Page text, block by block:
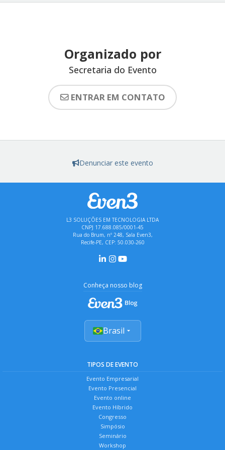
Organizado por
Secretaria do Evento
ENTRAR EM CONTATO
Denunciar este evento
L3 SOLUÇÕES EM TECNOLOGIA LTDA
CNPJ 17.688.085/0001-45
Rua do Brum, nº 248, Sala Even3,
Recife-PE, CEP: 50.030-260
Conheça nosso blog
Brasil
TIPOS DE EVENTO
Evento Empresarial
Evento Presencial
Evento online
Evento Híbrido
Congresso
Simpósio
Seminário
Workshop